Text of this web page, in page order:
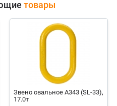
товары
Звено овальное А343 (SL-33),
17.0т